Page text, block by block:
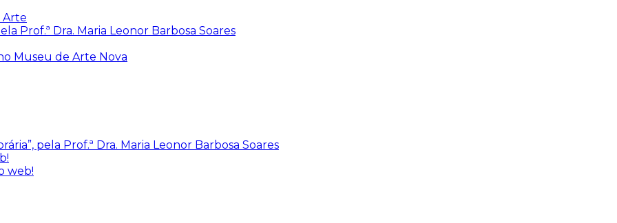
Arte
Prof.ª Dra. Maria Leonor Barbosa Soares
Museu de Arte Nova
pela Prof.ª Dra. Maria Leonor Barbosa Soares
web!